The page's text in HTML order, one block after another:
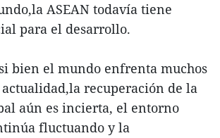
ASEAN todavía tiene
para el desarrollo.
bien el mundo enfrenta muchos
recuperación de la
aún es incierta, el entorno
fluctuando y la